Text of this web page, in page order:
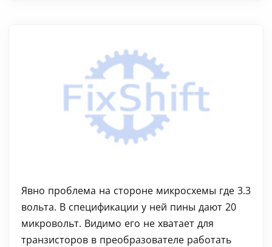
Явно проблема на стороне микросхемы где 3.3
вольта. В спецификации у ней пины дают 20
микровольт. Видимо его не хватает для
транзисторов в преобразователе работать